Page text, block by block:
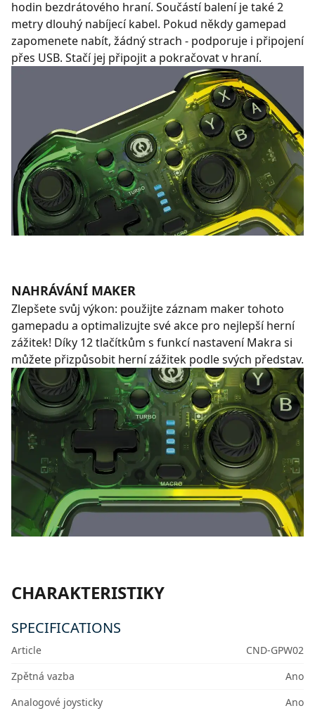
hodin bezdrátového hraní. Součástí balení je také 2
metry dlouhý nabíjecí kabel. Pokud někdy gamepad
zapomenete nabít, žádný strach - podporuje i připojení
přes USB. Stačí jej připojit a pokračovat v hraní.
NAHRÁVÁNÍ MAKER
Zlepšete svůj výkon: použijte záznam maker tohoto
gamepadu a optimalizujte své akce pro nejlepší herní
zážitek! Díky 12 tlačítkům s funkcí nastavení Makra si
můžete přizpůsobit herní zážitek podle svých představ.
CHARAKTERISTIKY
SPECIFICATIONS
Article
CND-GPW02
Zpětná vazba
Ano
Analogové joysticky
Ano